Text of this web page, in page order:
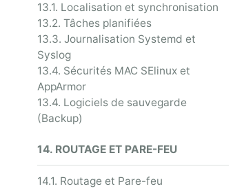
13.1. Localisation et synchronisation
13.2. Tâches planifiées
13.3. Journalisation Systemd et
Syslog
13.4. Sécurités MAC SElinux et
AppArmor
13.4. Logiciels de sauvegarde
(Backup)
14. ROUTAGE ET PARE-FEU
14.1. Routage et Pare-feu